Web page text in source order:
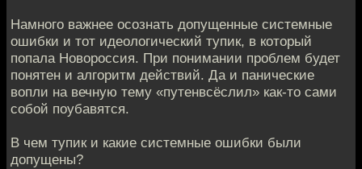
Намного важнее осознать допущенные системные
ошибки и тот идеологический тупик, в который
попала Новороссия. При понимании проблем будет
понятен и алгоритм действий. Да и панические
вопли на вечную тему «путенвсёслил» как-то сами
собой поубавятся.
В чем тупик и какие системные ошибки были
допущены?